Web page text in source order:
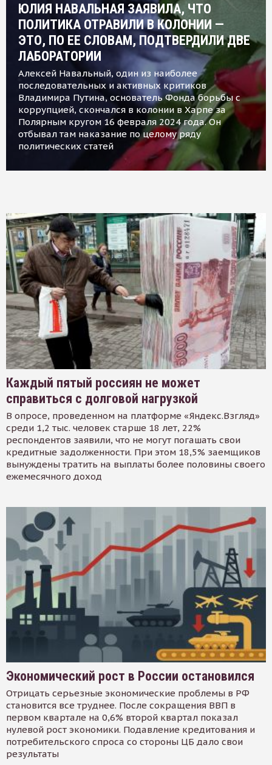
ЮЛИЯ НАВАЛЬНАЯ ЗАЯВИЛА, ЧТО
ПОЛИТИКА ОТРАВИЛИ В КОЛОНИИ —
ЭТО, ПО ЕЕ СЛОВАМ, ПОДТВЕРДИЛИ ДВЕ
ЛАБОРАТОРИИ
Алексей Навальный, один из наиболее
последовательных и активных критиков
Владимира Путина, основатель Фонда борьбы с
коррупцией, скончался в колонии в Харпе за
Полярным кругом 16 февраля 2024 года. Он
отбывал там наказание по целому ряду
политических статей
Каждый пятый россиян не может
справиться с долговой нагрузкой
В опросе, проведенном на платформе «Яндекс.Взгляд»
среди 1,2 тыс. человек старше 18 лет, 22%
респондентов заявили, что не могут погашать свои
кредитные задолженности. При этом 18,5% заемщиков
вынуждены тратить на выплаты более половины своего
ежемесячного доход
Экономический рост в России остановился
Отрицать серьезные экономические проблемы в РФ
становится все труднее. После сокращения ВВП в
первом квартале на 0,6% второй квартал показал
нулевой рост экономики. Подавление кредитования и
потребительского спроса со стороны ЦБ дало свои
результаты